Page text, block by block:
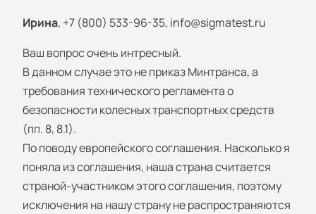
Ирина, +7 (800) 533-96-35, info@sigmatest.ru
Ваш вопрос очень интресный.
В данном случае это не приказ Минтранса, а
требования технического регламента о
безопасности колесных транспортных средств
(пп. 8, 8.1).
По поводу европейского соглашения. Насколько я
поняла из соглашения, наша страна считается
страной-участником этого соглашения, поэтому
исключения на нашу страну не распространяются